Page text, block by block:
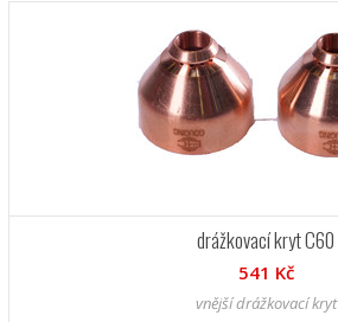
drážkovací kryt C60
541 Kč
vnější drážkovací kryt